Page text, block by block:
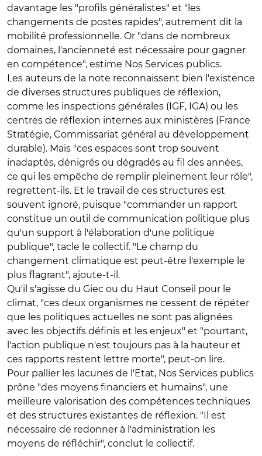
davantage les "profils généralistes" et "les
changements de postes rapides", autrement dit la
mobilité professionnelle. Or "dans de nombreux
domaines, l'ancienneté est nécessaire pour gagner
en compétence", estime Nos Services publics.
Les auteurs de la note reconnaissent bien l'existence
de diverses structures publiques de réflexion,
comme les inspections générales (IGF, IGA) ou les
centres de réflexion internes aux ministères (France
Stratégie, Commissariat général au développement
durable). Mais "ces espaces sont trop souvent
inadaptés, dénigrés ou dégradés au fil des années,
ce qui les empêche de remplir pleinement leur rôle",
regrettent-ils. Et le travail de ces structures est
souvent ignoré, puisque "commander un rapport
constitue un outil de communication politique plus
qu'un support à l'élaboration d'une politique
publique", tacle le collectif. "Le champ du
changement climatique est peut-être l'exemple le
plus flagrant", ajoute-t-il.
Qu'il s'agisse du Giec ou du Haut Conseil pour le
climat, "ces deux organismes ne cessent de répéter
que les politiques actuelles ne sont pas alignées
avec les objectifs définis et les enjeux" et "pourtant,
l'action publique n'est toujours pas à la hauteur et
ces rapports restent lettre morte", peut-on lire.
Pour pallier les lacunes de l'Etat, Nos Services publics
prône "des moyens financiers et humains", une
meilleure valorisation des compétences techniques
et des structures existantes de réflexion. "Il est
nécessaire de redonner à l'administration les
moyens de réfléchir", conclut le collectif.